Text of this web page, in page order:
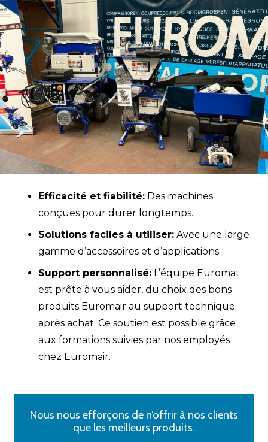
Efficacité et fiabilité: Des machines
conçues pour durer longtemps.
Solutions faciles à utiliser: Avec une large
gamme d’accessoires et d’applications.
Support personnalisé: L’équipe Euromat
est prête à vous aider, du choix des bons
produits Euromair au support technique
après achat. Ce soutien est possible grâce
aux formations suivies par nos employés
chez Euromair.
Nous nous efforçons de n’offrir à nos clients
que les meilleurs produits.